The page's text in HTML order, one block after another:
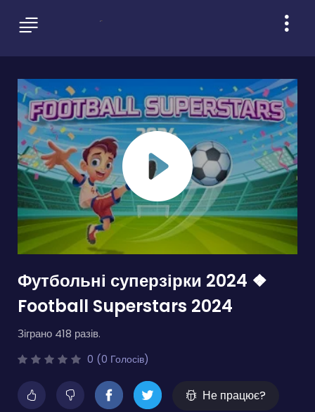
Футбольні суперзірки 2024 ❖
Football Superstars 2024
Зіграно 418 разів.
0 (0 Голосів)
Не працює?